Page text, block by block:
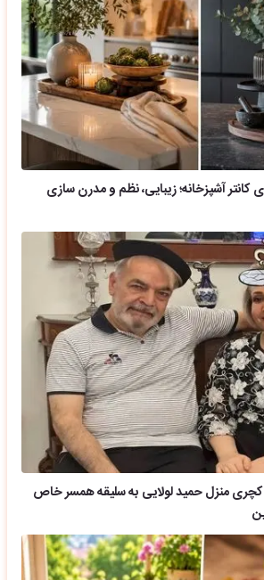
آشپزخانه؛ زیبایی، نظم و مدرن سازی
منزل حمید لولایی به سلیقه همسر خاص